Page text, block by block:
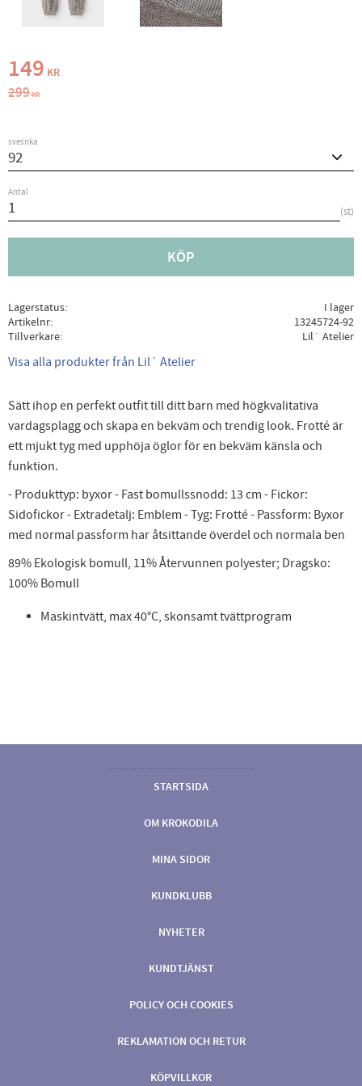
Nedsatt pris:
149 KR
Ordinarie pris:
299KR
svesnka
Antal
st
KÖP
Lagerstatus
I lager
Artikelnr
13245724-92
Tillverkare
Lil´ Atelier
Visa alla produkter från Lil´ Atelier
Sätt ihop en perfekt outfit till ditt barn med högkvalitativa
vardagsplagg och skapa en bekväm och trendig look. Frotté är
ett mjukt tyg med upphöja öglor för en bekväm känsla och
funktion.
- Produkttyp: byxor - Fast bomullssnodd: 13 cm - Fickor:
Sidofickor - Extradetalj: Emblem - Tyg: Frotté - Passform: Byxor
med normal passform har åtsittande överdel och normala ben
89% Ekologisk bomull, 11% Återvunnen polyester; Dragsko:
100% Bomull
Maskintvätt, max 40°C, skonsamt tvättprogram
STARTSIDA
OM KROKODILA
MINA SIDOR
KUNDKLUBB
NYHETER
KUNDTJÄNST
POLICY OCH COOKIES
REKLAMATION OCH RETUR
KÖPVILLKOR